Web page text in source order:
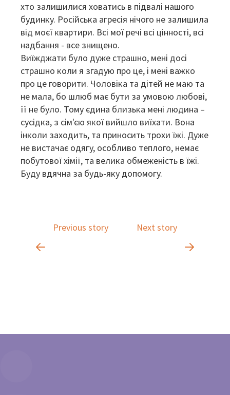
хто залишилися ховатись в підвалі нашого
будинку. Російська агресія нічого не залишила
від моєї квартири. Всі мої речі всі цінності, всі
надбання - все знищено.
Виїжджати було дуже страшно, мені досі
страшно коли я згадую про це, і мені важко
про це говорити. Чоловіка та дітей не маю та
не мала, бо шлюб має бути за умовою любові,
її не було. Тому єдина близька мені людина –
сусідка, з сім'єю якої вийшло виїхати. Вона
інколи заходить, та приносить трохи їжі. Дуже
не вистачає одягу, особливо теплого, немає
побутової хімії, та велика обмеженість в їжі.
Буду вдячна за будь-яку допомогу.
Previous story Next story